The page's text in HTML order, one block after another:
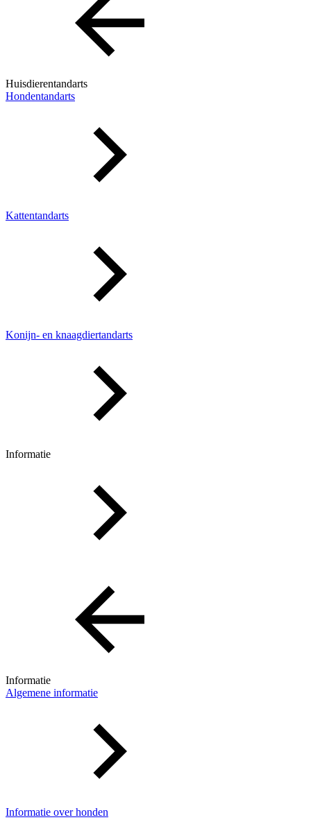
Huisdierentandarts
Hondentandarts
Kattentandarts
Konijn- en knaagdiertandarts
Informatie
Informatie
Algemene informatie
Informatie over honden